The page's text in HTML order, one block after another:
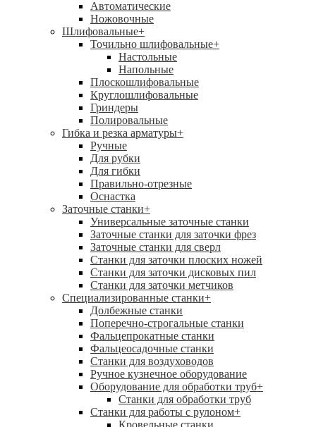
Автоматические
Ножовочные
Шлифовальные+
Точильно шлифовальные+
Настольные
Напольные
Плоскошлифовальные
Круглошлифовальные
Гриндеры
Полировальные
Гибка и резка арматуры+
Ручные
Для рубки
Для гибки
Правильно-отрезные
Оснастка
Заточные станки+
Универсальные заточные станки
Заточные станки для заточки фрез
Заточные станки для сверл
Станки для заточки плоских ножей
Станки для заточки дисковых пил
Станки для заточки метчиков
Специализированные станки+
Долбежные станки
Поперечно-строгальные станки
Фальцепрокатные станки
Фальцеосадочные станки
Станки для воздуховодов
Ручное кузнечное оборудование
Оборудование для обработки труб+
Станки для обработки труб
Станки для работы с рулоном+
Кровельные станки